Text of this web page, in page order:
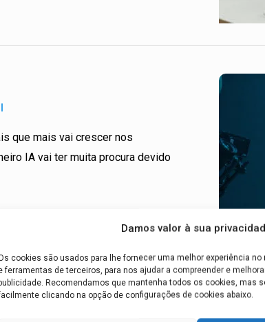
Damos valor à sua
cookies são usados para lhe fornecer uma melhor experiência
ferramentas de terceiros, para nos ajudar a compreender e
Recomendamos que mantenha todos os cookies, mas
clicando na opção de configurações de cookies abaixo.
que mais vai crescer nos
IA vai ter muita procura devido